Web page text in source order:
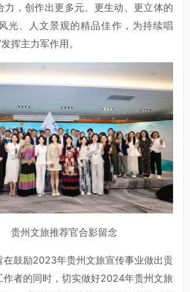
力，创作出更多元、更生动、更立体的
光、人文景观的精品佳作，为持续唱
挥主力军作用。
贵州文旅推荐官合影留念
在鼓励2023年贵州文旅宣传事业做出贡
作者的同时，切实做好2024年贵州文旅